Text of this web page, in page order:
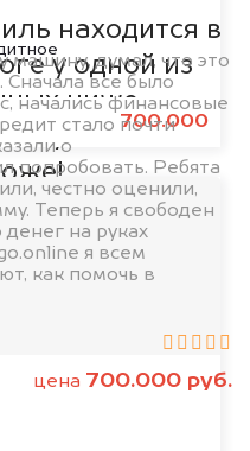
700.000
машину, думал, что это
Сначала все было
начались финансовые
стало почти
о
попробовать. Ребята
честно оценили,
Теперь я свободен
на руках
я всем
как помочь в
цена 700.000 руб.
находится в
у одной из
ниже
купим его на